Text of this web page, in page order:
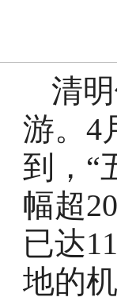
清
游。4
到，“
幅超
已达
地的